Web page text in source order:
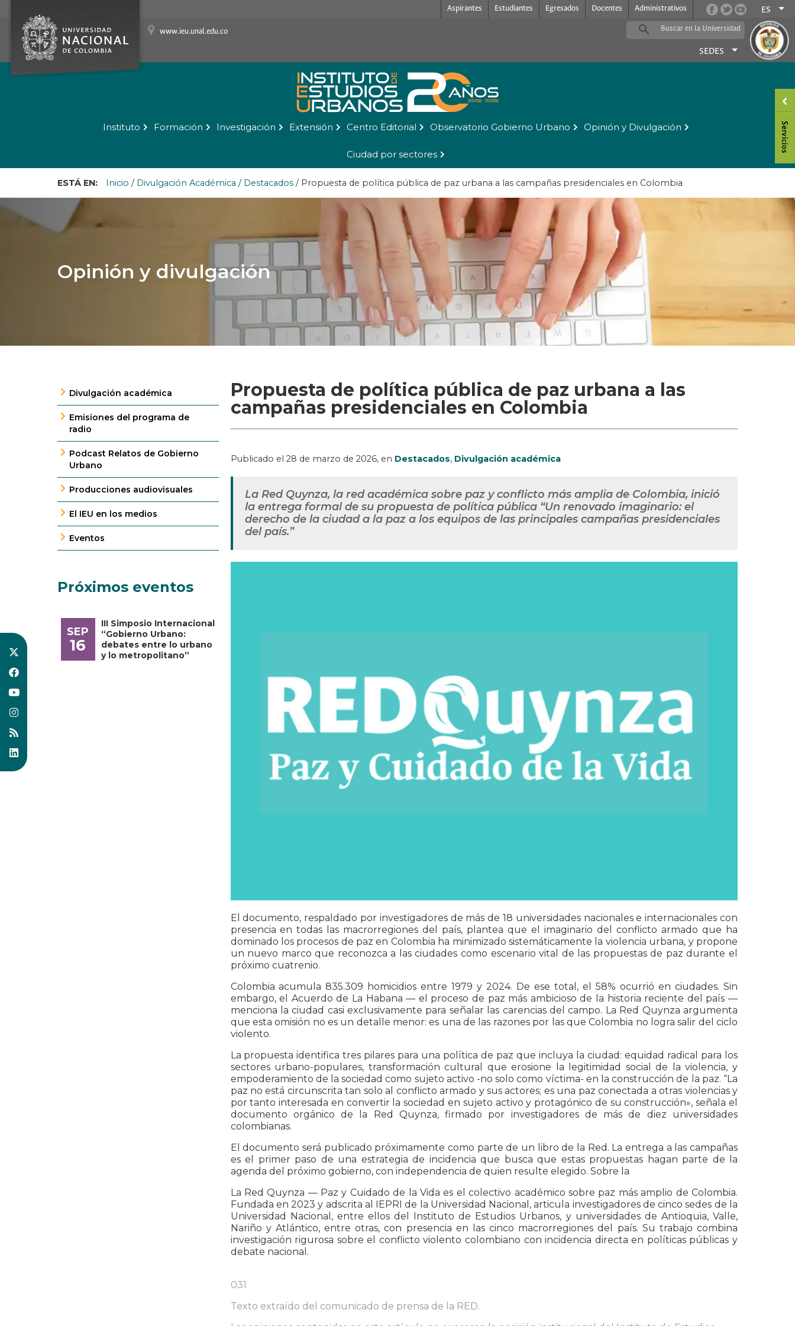
Aspirantes Estudiantes Egresados Docentes Administrativos ES
www.ieu.unal.edu.co
SEDES
Instituto Formación Investigación Extensión Centro Editorial Observatorio Gobierno Urbano Opinión y Divulgación
Ciudad por sectores
ESTÁ EN: Inicio / Divulgación Académica / Destacados / Propuesta de política pública de paz urbana a las campañas presidenciales en Colombia
Opinión y divulgación
Divulgación académica
Emisiones del programa de
radio
Podcast Relatos de Gobierno
Urbano
Producciones audiovisuales
El IEU en los medios
Eventos
Próximos eventos
SEP
16
III Simposio Internacional
“Gobierno Urbano:
debates entre lo urbano
y lo metropolitano”
Propuesta de política pública de paz urbana a las
campañas presidenciales en Colombia
Publicado el 28 de marzo de 2026, en Destacados, Divulgación académica
La Red Quynza, la red académica sobre paz y conflicto más amplia de Colombia, inició
la entrega formal de su propuesta de política pública “Un renovado imaginario: el
derecho de la ciudad a la paz a los equipos de las principales campañas presidenciales
del país.”
El documento, respaldado por investigadores de más de 18 universidades nacionales e internacionales con
presencia en todas las macrorregiones del país, plantea que el imaginario del conflicto armado que ha
dominado los procesos de paz en Colombia ha minimizado sistemáticamente la violencia urbana, y propone
un nuevo marco que reconozca a las ciudades como escenario vital de las propuestas de paz durante el
próximo cuatrenio.
Colombia acumula 835.309 homicidios entre 1979 y 2024. De ese total, el 58% ocurrió en ciudades. Sin
embargo, el Acuerdo de La Habana — el proceso de paz más ambicioso de la historia reciente del país —
menciona la ciudad casi exclusivamente para señalar las carencias del campo. La Red Quynza argumenta
que esta omisión no es un detalle menor: es una de las razones por las que Colombia no logra salir del ciclo
violento.
La propuesta identifica tres pilares para una política de paz que incluya la ciudad: equidad radical para los
sectores urbano-populares, transformación cultural que erosione la legitimidad social de la violencia, y
empoderamiento de la sociedad como sujeto activo -no solo como víctima- en la construcción de la paz. “La
paz no está circunscrita tan solo al conflicto armado y sus actores; es una paz conectada a otras violencias y
por tanto interesada en convertir la sociedad en sujeto activo y protagónico de su construcción», señala el
documento orgánico de la Red Quynza, firmado por investigadores de más de diez universidades
colombianas.
El documento será publicado próximamente como parte de un libro de la Red. La entrega a las campañas
es el primer paso de una estrategia de incidencia que busca que estas propuestas hagan parte de la
agenda del próximo gobierno, con independencia de quien resulte elegido. Sobre la
La Red Quynza — Paz y Cuidado de la Vida es el colectivo académico sobre paz más amplio de Colombia.
Fundada en 2023 y adscrita al IEPRI de la Universidad Nacional, articula investigadores de cinco sedes de la
Universidad Nacional, entre ellos del Instituto de Estudios Urbanos, y universidades de Antioquia, Valle,
Nariño y Atlántico, entre otras, con presencia en las cinco macrorregiones del país. Su trabajo combina
investigación rigurosa sobre el conflicto violento colombiano con incidencia directa en políticas públicas y
debate nacional.
031
Texto extraído del comunicado de prensa de la RED.